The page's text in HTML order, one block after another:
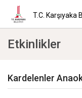
T.C. Karşıyaka
Etkinlikler
Kardelenler